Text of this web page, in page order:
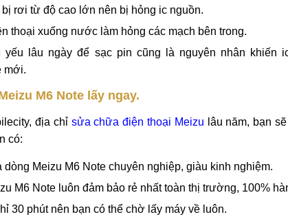
rơi từ độ cao lớn nên bị hỏng ic nguồn.
thoại xuống nước làm hỏng các mạch bên trong.
yếu lâu ngày để sạc pin cũng là nguyên nhân khiến
mới.
M6 Note lấy ngay.
địa chỉ sửa chữa điện thoại Meizu lâu năm, bạn
có:
Meizu M6 Note chuyên nghiệp, giàu kinh nghiệm.
M6 Note luôn đảm bảo rẻ nhất toàn thị trường, 100%
30 phút nên bạn có thể chờ lấy máy về luôn.